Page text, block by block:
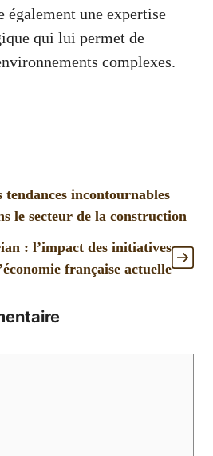
également une expertise
qui lui permet de
complexes.
tendances incontournables
le secteur de la construction
: l’impact des initiatives
française actuelle